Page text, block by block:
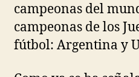
campeonas del
campeonas de los
fútbol: Argentina y